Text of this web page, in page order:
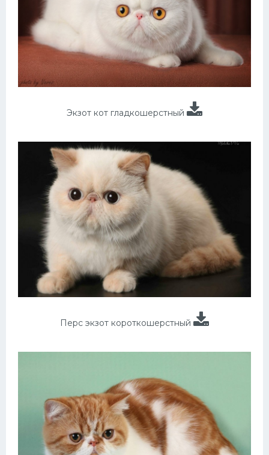
Экзот кот гладкошерстный
Перс экзот короткошерстный